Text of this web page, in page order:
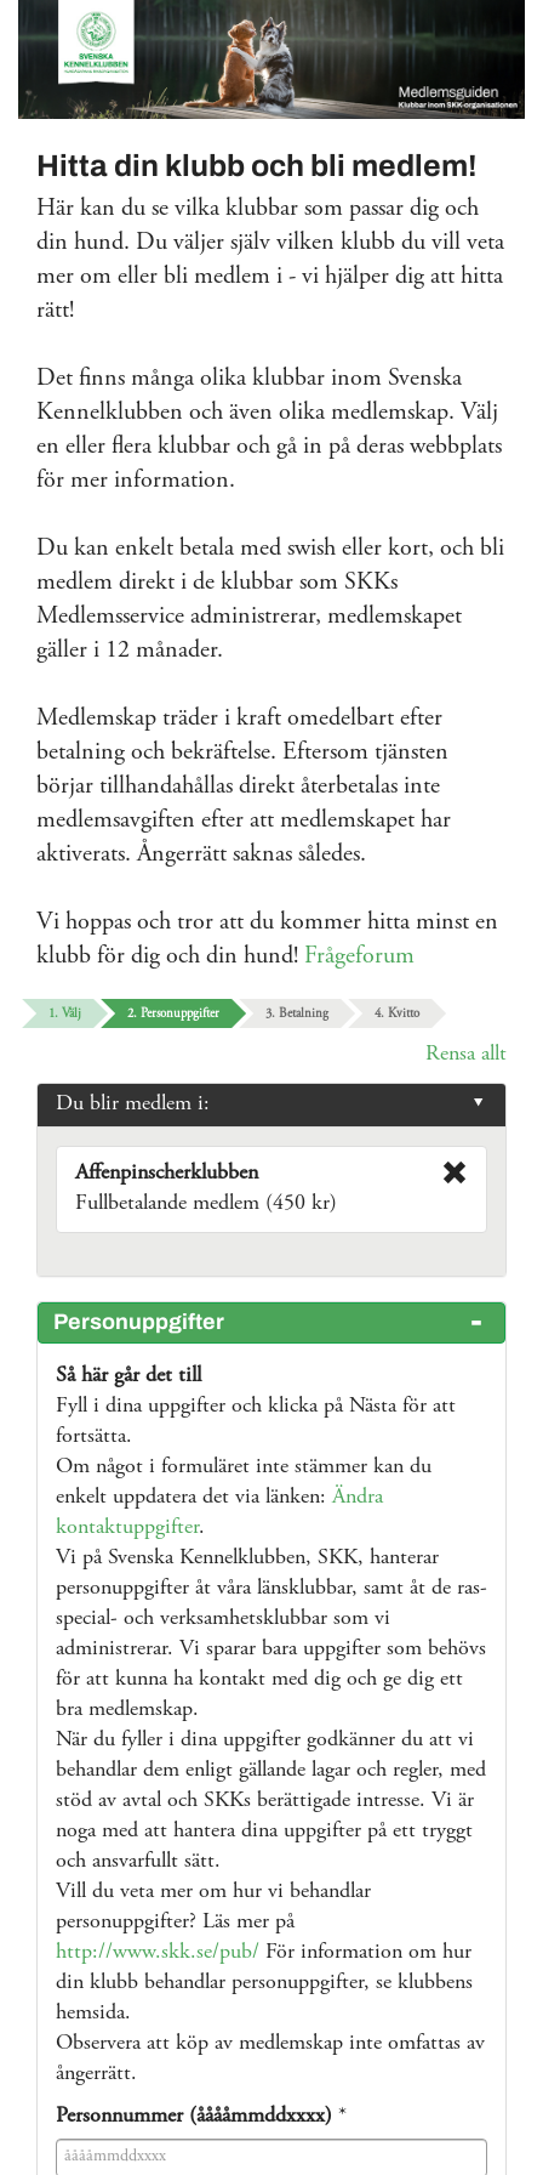
Hitta din klubb och bli medlem!
Här kan du se vilka klubbar som passar dig och
din hund. Du väljer själv vilken klubb du vill veta
mer om eller bli medlem i - vi hjälper dig att hitta
rätt!
Det finns många olika klubbar inom Svenska
Kennelklubben och även olika medlemskap. Välj
en eller flera klubbar och gå in på deras webbplats
för mer information.
Du kan enkelt betala med swish eller kort, och bli
medlem direkt i de klubbar som SKKs
Medlemsservice administrerar, medlemskapet
gäller i 12 månader.
Medlemskap träder i kraft omedelbart efter
betalning och bekräftelse. Eftersom tjänsten
börjar tillhandahållas direkt återbetalas inte
medlemsavgiften efter att medlemskapet har
aktiverats. Ångerrätt saknas således.
Vi hoppas och tror att du kommer hitta minst en
klubb för dig och din hund! Frågeforum
1. Välj 2. Personuppgifter 3. Betalning 4. Kvitto
Rensa allt
Du blir medlem i:
Affenpinscherklubben
Fullbetalande medlem (450 kr)
Personuppgifter
Så här går det till
Fyll i dina uppgifter och klicka på Nästa för att
fortsätta.
Om något i formuläret inte stämmer kan du
enkelt uppdatera det via länken:Ändra
kontaktuppgifter.
Vi på Svenska Kennelklubben, SKK, hanterar
personuppgifter åt våra länsklubbar, samt åt de ras-
special- och verksamhetsklubbar som vi
administrerar. Vi sparar bara uppgifter som behövs
för att kunna ha kontakt med dig och ge dig ett
bra medlemskap.
När du fyller i dina uppgifter godkänner du att vi
behandlar dem enligt gällande lagar och regler, med
stöd av avtal och SKKs berättigade intresse. Vi är
noga med att hantera dina uppgifter på ett tryggt
och ansvarfullt sätt.
Vill du veta mer om hur vi behandlar
personuppgifter? Läs mer på
http://www.skk.se/pub/ För information om hur
din klubb behandlar personuppgifter, se klubbens
hemsida.
Observera att köp av medlemskap inte omfattas av
ångerrätt.
Personnummer (ååååmmddxxxx) *